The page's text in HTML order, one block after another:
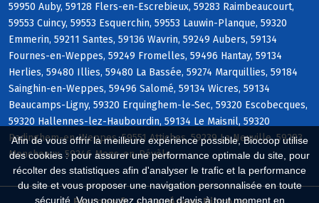
Afin de vous offrir la meilleure expérience possible, Biocoop utilise
des cookies : pour assurer une performance optimale du site, pour
récolter des statistiques afin d'analyser le trafic et la performance
du site et vous proposer une navigation personnalisée en toute
sécurité. Vous pouvez changer d'avis à tout moment en
59950 Auby, 59128 Flers-en-Escrebieux, 59283 Raimbeaucourt,
59553 Cuincy, 59553 Esquerchin, 59553 Lauwin-Planque, 59320
Emmerin, 59211 Santes, 59136 Wavrin, 59249 Aubers, 59134
Fournes-en-Weppes, 59249 Fromelles, 59496 Hantay, 59134
Herlies, 59480 Illies, 59480 La Bassée, 59274 Marquillies, 59184
Sainghin-en-Weppes, 59496 Salomé, 59134 Wicres, 59134
Beaucamps-Ligny, 59320 Erquinghem-le-Sec, 59320 Escobecques,
59320 Hallennes-lez-Haubourdin, 59134 Le Maisnil, 59320
Radinghem-en-Weppes, 59551 Attiches, 59239 La Neuville, 59283
Moncheaux, 59246 Mons-en-Pévèle